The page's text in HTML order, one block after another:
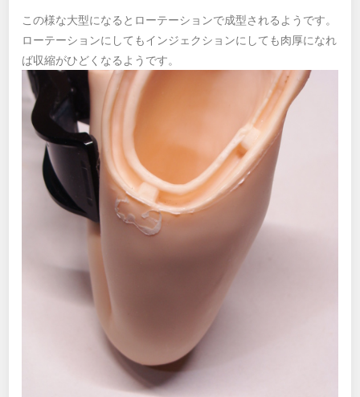
この様な大型になるとローテーションで成型されるようです。
ローテーションにしてもインジェクションにしても肉厚になれ
ば収縮がひどくなるようです。